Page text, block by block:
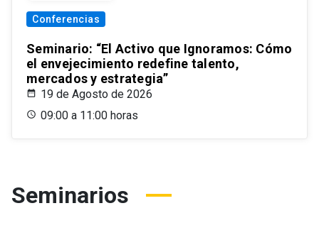
Conferencias
Seminario: “El Activo que Ignoramos: Cómo
el envejecimiento redefine talento,
mercados y estrategia”
19 de Agosto de 2026
09:00 a 11:00 horas
Seminarios